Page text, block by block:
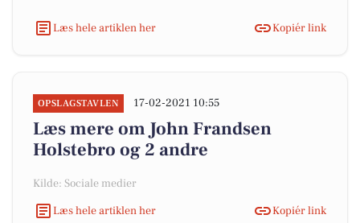
Læs hele artiklen her Kopiér link
OPSLAGSTAVLEN 17-02-2021 10:55
Læs mere om John Frandsen
Holstebro og 2 andre
Kilde: Sociale medier
Læs hele artiklen her
Kopiér link